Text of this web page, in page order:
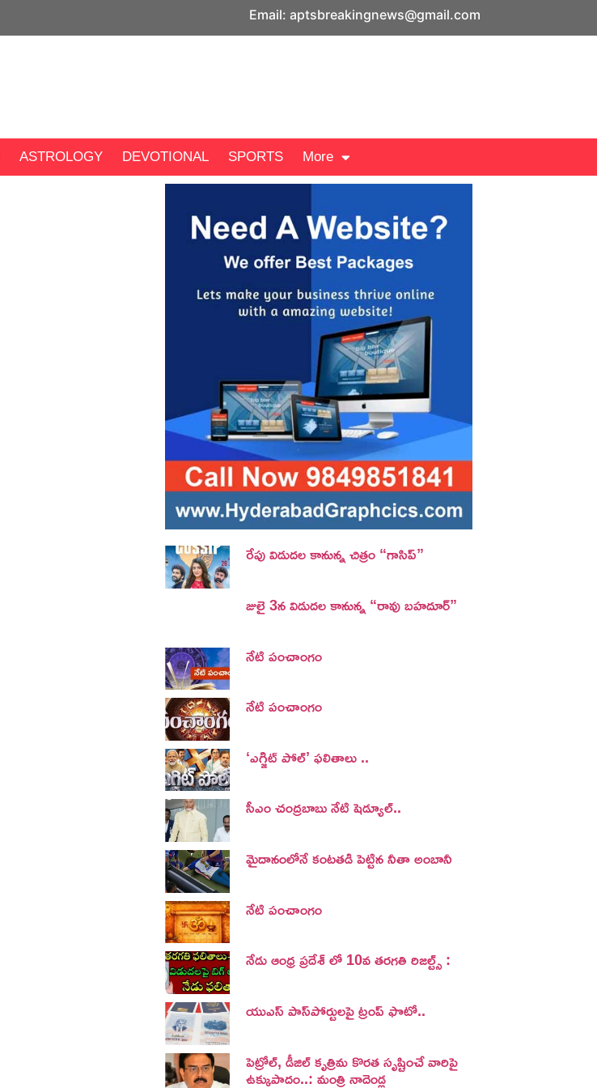
Email: aptsbreakingnews@gmail.com
ASTROLOGY DEVOTIONAL SPORTS More
రేపు విడుదల కానున్న చిత్రం “గాసిప్”
జులై 3న విడుదల కానున్న “రావు బహదూర్”
నేటి పంచాంగం
నేటి పంచాంగం
‘ఎగ్జిట్ పోల్’ ఫలితాలు ..
సీఎం చంద్రబాబు నేటి షెడ్యూల్..
మైదానంలోనే కంటతడి పెట్టిన నీతా అంబానీ
నేటి పంచాంగం
నేడు ఆంధ్ర ప్రదేశ్ లో 10వ తరగతి రిజల్ట్స్ :
యుఎస్ పాస్‌పోర్టులపై ట్రంప్‌ ఫొటో..
పెట్రోల్, డీజిల్ కృత్రిమ కొరత సృష్టించే వారిపై
ఉక్కుపాదం..: మంత్రి నాదెండ్ల